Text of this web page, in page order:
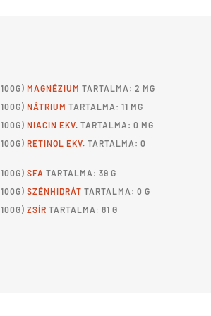
MAGNÉZIUM TARTALMA: 2 MG
NÁTRIUM TARTALMA: 11 MG
NIACIN EKV. TARTALMA: 0 MG
RETINOL EKV. TARTALMA: 0
SFA TARTALMA: 39 G
SZÉNHIDRÁT TARTALMA: 0 G
ZSÍR TARTALMA: 81 G